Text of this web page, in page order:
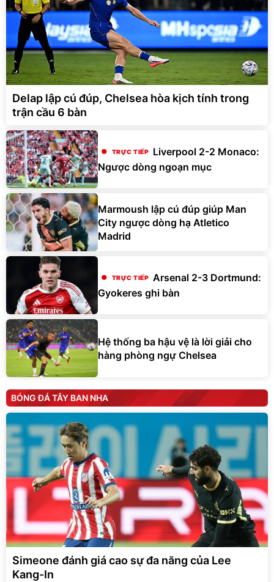
Delap lập cú đúp, Chelsea hòa kịch tính trong
trận cầu 6 bàn
Liverpool 2-2 Monaco:
Ngược dòng ngoạn mục
Marmoush lập cú đúp giúp Man
City ngược dòng hạ Atletico
Madrid
Arsenal 2-3 Dortmund:
Gyokeres ghi bàn
Hệ thống ba hậu vệ là lời giải cho
hàng phòng ngự Chelsea
BÓNG ĐÁ TÂY BAN NHA
Simeone đánh giá cao sự đa năng của Lee
Kang-In